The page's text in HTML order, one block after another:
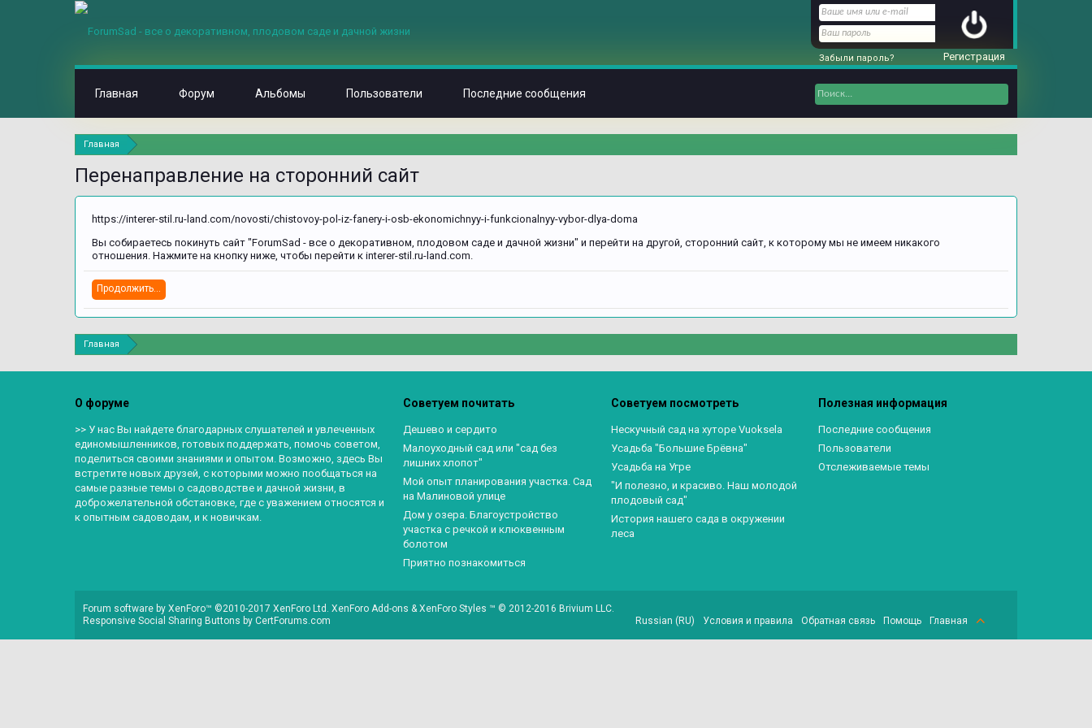
Главная
Перенаправление на сторонний сайт
https://interer-stil.ru-land.com/novosti/chistovoy-pol-iz-fanery-i-osb-ekonomichnyy-i-funkcionalnyy-vybor-dlya-doma
Вы собираетесь покинуть сайт "ForumSad - все о декоративном, плодовом саде и дачной жизни" и перейти на другой, сторонний сайт, к которому мы не имеем никакого
отношения. Нажмите на кнопку ниже, чтобы перейти к interer-stil.ru-land.com.
Продолжить...
Главная
Забыли пароль? Регистрация
Главная Форум Альбомы Пользователи Последние сообщения
О форуме
>> У нас Вы найдете благодарных слушателей и увлеченных
единомышленников, готовых поддержать, помочь советом,
поделиться своими знаниями и опытом. Возможно, здесь Вы
встретите новых друзей, с которыми можно пообщаться на
самые разные темы о садоводстве и дачной жизни, в
доброжелательной обстановке, где с уважением относятся и
к опытным садоводам, и к новичкам.
Советуем почитать
Дешево и сердито
Малоуходный сад или "сад без
лишних хлопот"
Мой опыт планирования участка. Сад
на Малиновой улице
Дом у озера. Благоустройство
участка с речкой и клюквенным
болотом
Приятно познакомиться
Советуем посмотреть
Нескучный сад на хуторе Vuoksela
Усадьба "Большие Брёвна"
Усадьба на Угре
"И полезно, и красиво. Наш молодой
плодовый сад"
История нашего сада в окружении
леса
Полезная информация
Последние сообщения
Пользователи
Отслеживаемые темы
Forum software by XenForo™ ©2010-2017 XenForo Ltd. XenForo Add-ons &XenForo Styles ™ © 2012-2016 Brivium LLC.
Responsive Social Sharing Buttons by CertForums.com Russian (RU) Условия и правила Обратная связь Помощь Главная